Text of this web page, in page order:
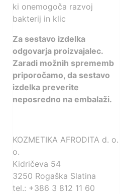
ki onemogoča razvoj
bakterij in klic
Za sestavo izdelka
odgovarja proizvajalec.
Zaradi možnih sprememb
priporočamo, da sestavo
izdelka preverite
neposredno na embalaži.
KOZMETIKA AFRODITA d. o.
o.
Kidričeva 54
3250 Rogaška Slatina
tel.: +386 3 812 11 60